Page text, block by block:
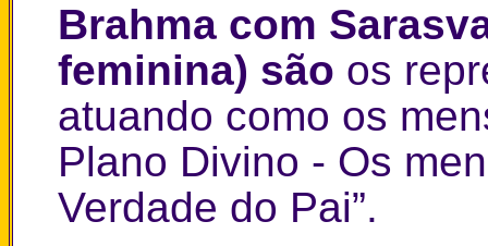
Brahma com
feminina) são os
atuando como os
Plano Divino - Os
Verdade do Pai”.